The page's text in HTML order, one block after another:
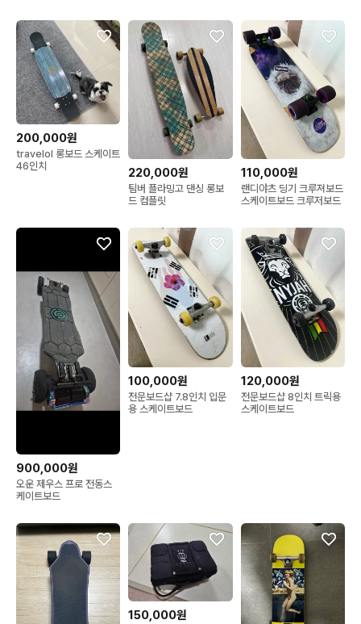
200,000원
travelol 롱보드 스케이트
46인치
220,000원
팀버 플라밍고 댄싱 롱보
드 컴플릿
110,000원
랜디야츠 딩기 크루져보드
스케이트보드 크루저보드
900,000원
오운 제우스 프로 전동스
케이트보드
100,000원
전문보드샵 7.8인치 입문
용 스케이트보드
120,000원
전문보드샵 8인치 트릭용
스케이트보드
150,000원